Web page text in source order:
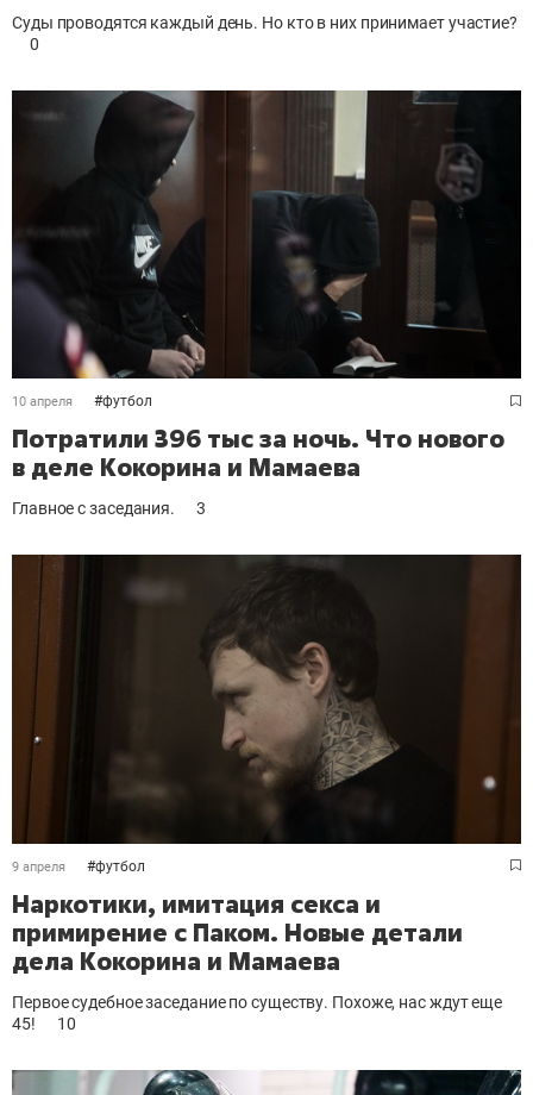
Суды проводятся каждый день. Но кто в них принимает участие?
0
10 апреля #футбол
Потратили 396 тыс за ночь. Что нового
в деле Кокорина и Мамаева
Главное с заседания. 3
9 апреля #футбол
Наркотики, имитация секса и
примирение с Паком. Новые детали
дела Кокорина и Мамаева
Первое судебное заседание по существу. Похоже, нас ждут еще
45!
10